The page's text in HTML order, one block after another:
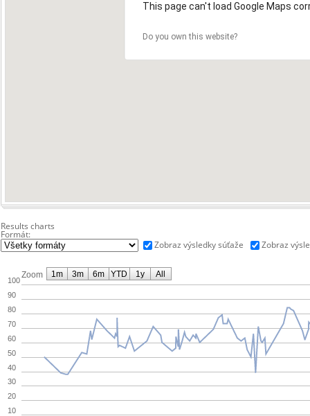
This page can't load Google Maps
Do you own this website?
Results charts
Formát:
Zobraz výsledky súťaže
Zobraz
Zoom
10
20
30
40
50
60
70
80
90
100
1m 3m 6m YTD 1y All